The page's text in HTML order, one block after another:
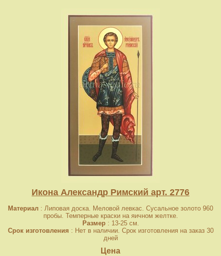
Икона Александр Римский арт. 2776
Материал : Липовая доска. Меловой левкас. Сусальное золото 960
пробы. Темперные краски на яичном желтке.
Размер: 13-25 см.
Срок изготовления : Нет в наличии. Срок изготовления на заказ 30
дней
Цена